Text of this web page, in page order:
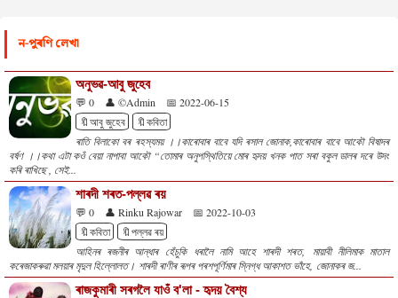
ন-পুৰণি লেখা
অনুভৱ-আবু জুহেব
💬 0 👤 ©Admin
📅 2022-06-15
🔖আবু জুহেব
🔖কবিতা
ৰাতি বিলাকো বৰ ৰহস্যময় ।।কাৰোবাৰ বাবে যদি ৰসাল জোনাক,কাৰোবাৰ বাবে আকৌ বিষাদৰ
বৰ্ষণ ।।কথা এটা কওঁ বেয়া নাপাবা আকৌ “তোমাৰ অনুপস্থিতিয়ে মোৰ হৃদয় খনক পাত সৰা বকুল ডালৰ দৰে উদং
কৰি ৰাখিছে , সেই...
শাৰদী শৰত-পল্লৱ ৰয়
💬 0 👤 Rinku Rajowar
📅 2022-10-03
🔖কবিতা
🔖পল্লৱ ৰয়
আহিনৰ ৰজনীৰ আন্ধাৰ হেঁচুকি ধৰালৈ নামি আহে শাৰদী শৰত, মায়াবী নীলিমাক মাতাল
কৰেজাকৰুৱা মলয়াৰ মৃদুল হিল্লোলত। শাৰদী ৰাণীৰ ৰূপৰ পৰশপূৰ্ণিমাৰ স্নিগ্ধ আকাশত ভাঁহে, জোনাকৰ জ...
ৰাজকুমাৰী সৰগলৈ যাওঁ ব'লা - হৃদয় বৈশ্য